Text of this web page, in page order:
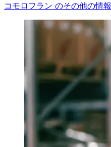
コモロフラン のその他の情報